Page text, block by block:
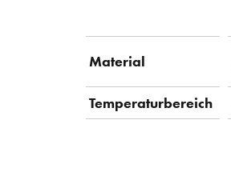
Material
Temperaturbereich